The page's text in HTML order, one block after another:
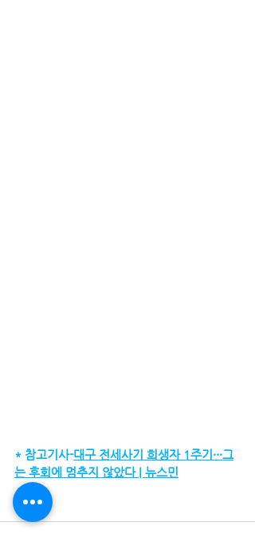
* 참고기사-대구 전세사기 희생자 1주기···그
는 후회에 멈추지 않았다 | 뉴스민